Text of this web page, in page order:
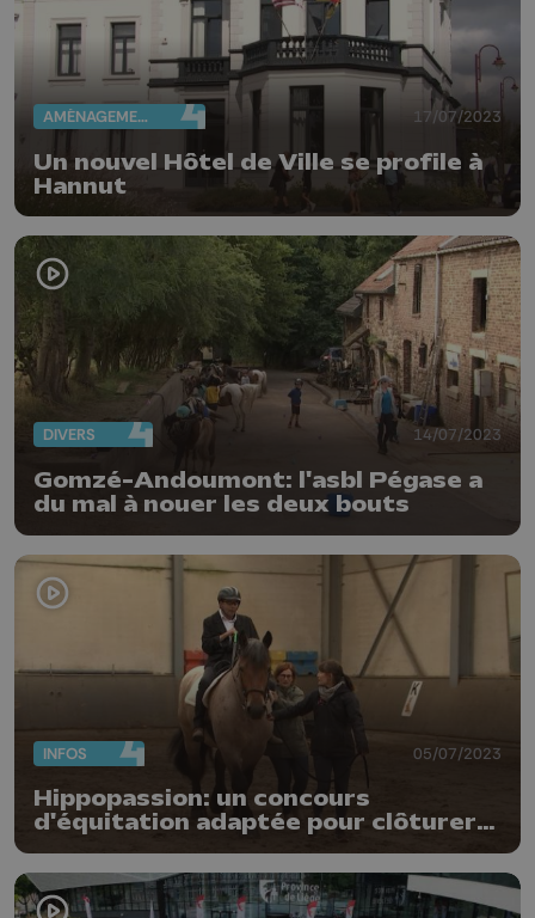
AMÉNAGEMENT DU TERRITOIRE 17/07/2023
Un nouvel Hôtel de Ville se profile à
Hannut
DIVERS 14/07/2023
Gomzé-Andoumont: l'asbl Pégase a
du mal à nouer les deux bouts
INFOS 05/07/2023
Hippopassion: un concours
d'équitation adaptée pour clôturer